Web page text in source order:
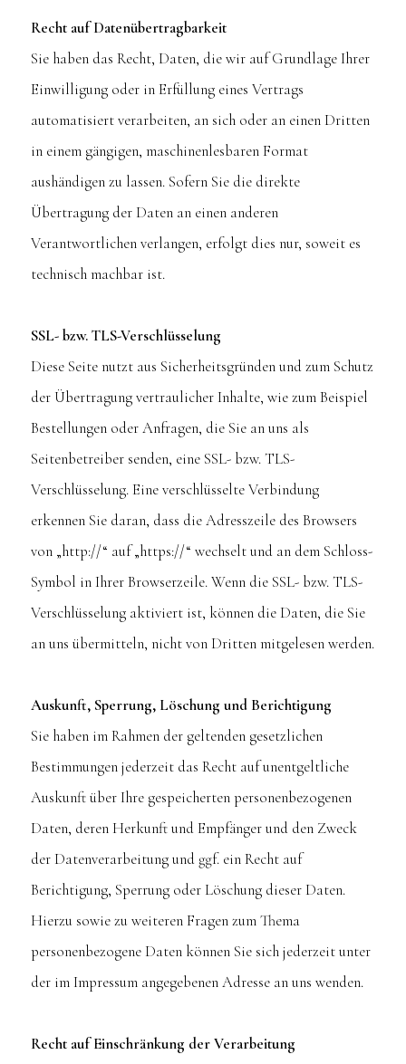
Recht auf Datenübertragbarkeit
Sie haben das Recht, Daten, die wir auf Grundlage Ihrer
Einwilligung oder in Erfüllung eines Vertrags
automatisiert verarbeiten, an sich oder an einen Dritten
in einem gängigen, maschinenlesbaren Format
aushändigen zu lassen. Sofern Sie die direkte
Übertragung der Daten an einen anderen
Verantwortlichen verlangen, erfolgt dies nur, soweit es
technisch machbar ist.
SSL- bzw. TLS-Verschlüsselung
Diese Seite nutzt aus Sicherheitsgründen und zum Schutz
der Übertragung vertraulicher Inhalte, wie zum Beispiel
Bestellungen oder Anfragen, die Sie an uns als
Seitenbetreiber senden, eine SSL- bzw. TLS-
Verschlüsselung. Eine verschlüsselte Verbindung
erkennen Sie daran, dass die Adresszeile des Browsers
von „http://“ auf „https://“ wechselt und an dem Schloss-
Symbol in Ihrer Browserzeile. Wenn die SSL- bzw. TLS-
Verschlüsselung aktiviert ist, können die Daten, die Sie
an uns übermitteln, nicht von Dritten mitgelesen werden.
Auskunft, Sperrung, Löschung und Berichtigung
Sie haben im Rahmen der geltenden gesetzlichen
Bestimmungen jederzeit das Recht auf unentgeltliche
Auskunft über Ihre gespeicherten personenbezogenen
Daten, deren Herkunft und Empfänger und den Zweck
der Datenverarbeitung und ggf. ein Recht auf
Berichtigung, Sperrung oder Löschung dieser Daten.
Hierzu sowie zu weiteren Fragen zum Thema
personenbezogene Daten können Sie sich jederzeit unter
der im Impressum angegebenen Adresse an uns wenden.
Recht auf Einschränkung der Verarbeitung